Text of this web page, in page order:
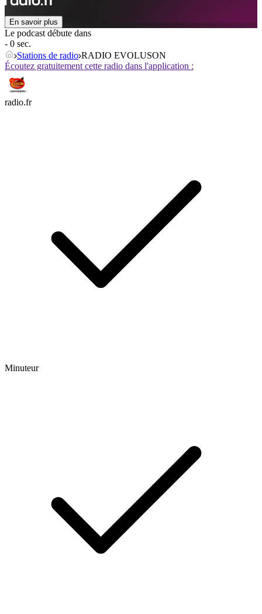
En savoir plus
Le podcast débute dans
- 0 sec.
Stations de radio RADIO EVOLUSON
Écoutez gratuitement cette radio dans l'application :
radio.fr
Minuteur